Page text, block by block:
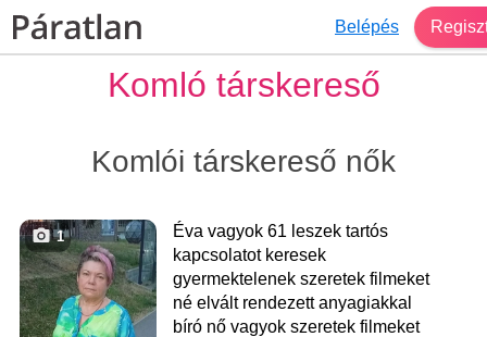
Belépés
Komló társkereső
Komlói társkereső nők
1
Éva vagyok 61 leszek tartós
kapcsolatot keresek
gyermektelenek szeretek filmeket
né elvált rendezett anyagiakkal
bíró nő vagyok szeretek filmeket